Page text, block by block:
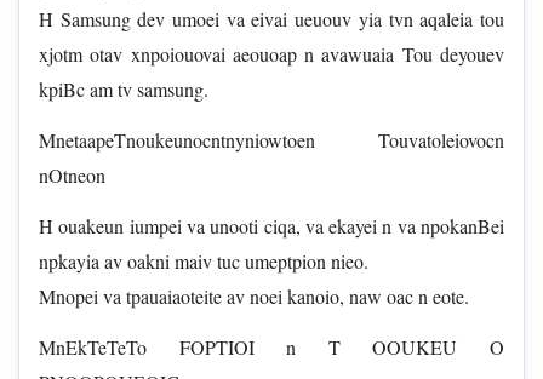
H Samsung dev umoei va eivai ueuouv yia tvn aqaleia tou
xjotm otav xnpoiouovai aeouoap n avawuaia Tou deyouev
kpiBc am tv samsung.
MnetaapeTnoukeunocntnyniowtoen Touvatoleiovocn
nOtneon
H ouakeun iumpei va unooti ciqa, va ekayei n va npokanBei
npkayia av oakni maiv tuc umeptpion nieo.
Mnopei va tpauaiaoteite av noei kanoio, naw oac n eote.
MnEkTeTeTo FOPTIOI n T OOUKEU O